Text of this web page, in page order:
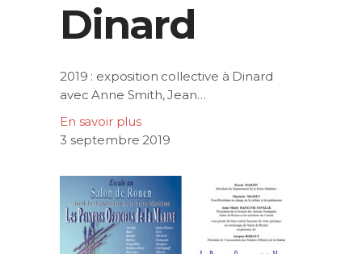
Dinard
2019 : exposition collective à Dinard
avec Anne Smith, Jean…
En savoir plus
3 septembre 2019